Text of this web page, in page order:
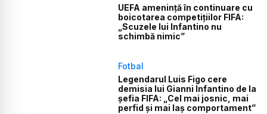
UEFA amenință în continuare cu
boicotarea competițiilor FIFA:
„Scuzele lui Infantino nu
schimbă nimic”
Fotbal
Legendarul Luis Figo cere
demisia lui Gianni Infantino de la
șefia FIFA: „Cel mai josnic, mai
perfid și mai laș comportament”